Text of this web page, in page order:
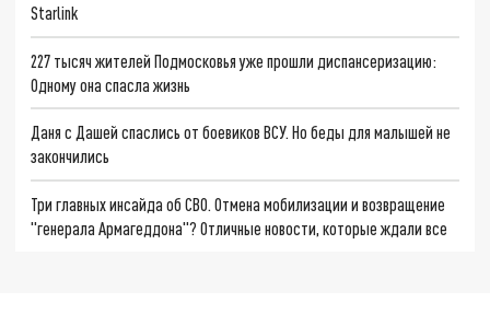
Starlink
227 тысяч жителей Подмосковья уже прошли диспансеризацию:
Одному она спасла жизнь
Даня с Дашей спаслись от боевиков ВСУ. Но беды для малышей не
закончились
Три главных инсайда об СВО. Отмена мобилизации и возвращение
"генерала Армагеддона"? Отличные новости, которые ждали все